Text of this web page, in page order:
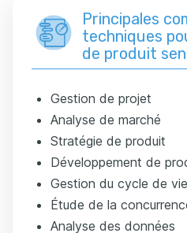
Principales
techniques
de produit
Gestion de projet
Analyse de marché
Stratégie de produit
Développement de
Gestion du cycle de vie
Étude de la
Analyse des données